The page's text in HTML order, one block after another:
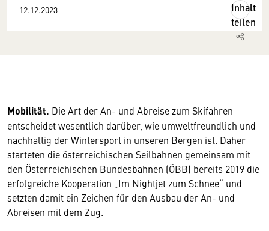
12.12.2023
Inhalt
teilen
Mobilität. Die Art der An- und Abreise zum Skifahren
entscheidet wesentlich darüber, wie umweltfreundlich und
nachhaltig der Wintersport in unseren Bergen ist. Daher
starteten die österreichischen Seilbahnen gemeinsam mit
den Österreichischen Bundesbahnen (ÖBB) bereits 2019 die
erfolgreiche Kooperation „Im Nightjet zum Schnee“ und
setzten damit ein Zeichen für den Ausbau der An- und
Abreisen mit dem Zug.